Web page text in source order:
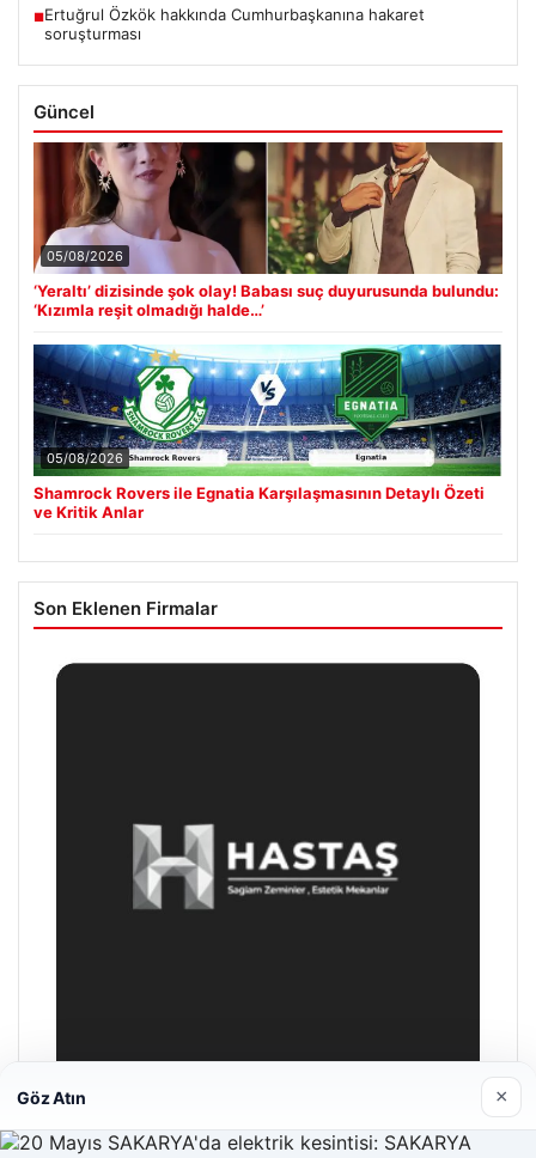
■Ertuğrul Özkök hakkında Cumhurbaşkanına hakaret
soruşturması
Güncel
05/08/2026
‘Yeraltı’ dizisinde şok olay! Babası suç duyurusunda bulundu:
‘Kızımla reşit olmadığı halde…’
05/08/2026
Shamrock Rovers ile Egnatia Karşılaşmasının Detaylı Özeti
ve Kritik Anlar
Son Eklenen Firmalar
Hastaş Beton
Göz Atın ×